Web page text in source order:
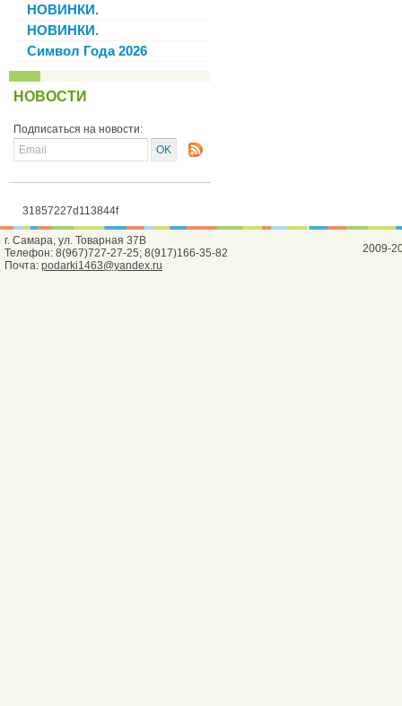
НОВИНКИ.
НОВИНКИ.
Символ Года 2026
НОВОСТИ
Подписаться на новости:
31857227d113844f
г. Самара, ул. Товарная 37В
Телефон: 8(967)727-27-25; 8(917)166-35-82
Почта: podarki1463@yandex.ru
2009-